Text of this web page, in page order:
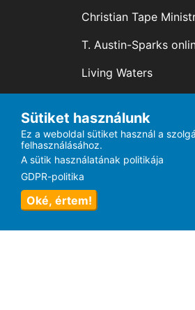
Christian Tape
T. Austin-Sparks
Living Waters
2026 © Mesaje
Sütiket használunk
Ez a weboldal sütiket használ a
felhasználásához.
A sütik használatának politikája
GDPR-politika
Oké, értem!